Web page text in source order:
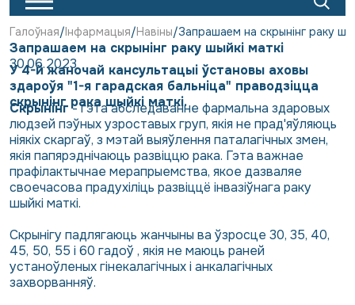
Галоўная Інфармацыя Навіны Запрашаем на скрынінг раку
Запрашаем на скрынінг раку шыйкі маткі
30.06.2023
У 4-й жаночай кансультацыі ўстановы аховы
здароўя "1-я гарадская бальніца" праводзіцца
скрынінг рака шыйкі маткі.
Скрынінг- гэта абследаванне фармальна здаровых
людзей пэўных узроставых груп, якія не прад'яўляюць
ніякіх скаргаў, з мэтай выяўлення паталагічных змен,
якія папярэднічаюць развіццю рака. Гэта важнае
прафілактычнае мерапрыемства, якое дазваляе
своечасова прадухіліць развіццё інвазіўнага раку
шыйкі маткі.
Скрынігу падлягаюць жанчыны ва ўзросце 30, 35, 40,
45, 50, 55 і 60 гадоў , якія не маюць раней
устаноўленых гінекалагічных і анкалагічных
захворванняў.